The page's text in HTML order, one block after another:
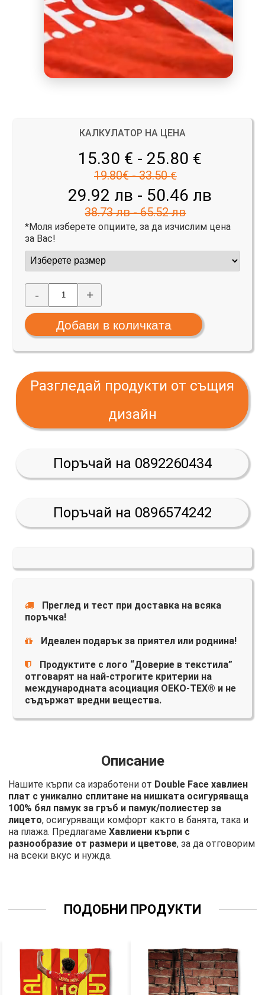
КАЛКУЛАТОР НА ЦЕНА
15.30 € - 25.80 €
19.80€ - 33.50 €
29.92 лв - 50.46 лв
38.73 лв - 65.52 лв
*Моля изберете опциите, за да изчислим цена
за Вас!
- +
Разгледай продукти от същия
дизайн
Поръчай на 0892260434
Поръчай на 0896574242
Преглед и тест при доставка на всяка
поръчка!
Идеален подарък за приятел или роднина!
Продуктите с лого “Доверие в текстила”
отговарят на най-строгите критерии на
международната асоциация OEKO-TEX® и не
съдържат вредни вещества.
Описание
Нашите кърпи са изработени от Double Face хавлиен
плат с уникално сплитане на нишката осигуряваща
100% бял памук за гръб и памук/полиестер за
лицето, осигуряващи комфорт както в банята, така и
на плажа. ПредлагамеХавлиени кърпи с
разнообразие от размери и цветове, за да отговорим
на всеки вкус и нужда.
ПОДОБНИ ПРОДУКТИ